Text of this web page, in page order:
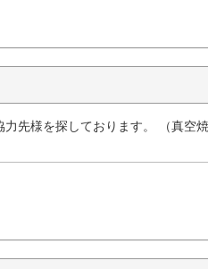
先様を探しております。 （真空